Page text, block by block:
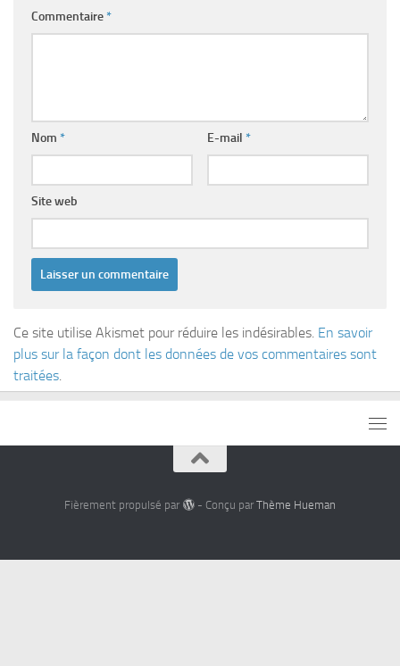
Commentaire*
Nom * E-mail *
Site web
Ce site utilise Akismet pour réduire les indésirables. En savoir
plus sur la façon dont les données de vos commentaires sont
traitées
Fièrement propulsé par - Conçu par Thème Hueman